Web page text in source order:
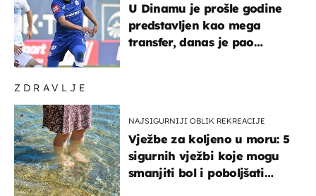
ZDRAVLJE
NAJSIGURNIJI OBLIK REKREACIJE
Vježbe za koljeno u moru: 5
sigurnih vježbi koje mogu
smanjiti bol i poboljšati
U Dinamu je prošle godine
predstavljen kao mega
transfer, danas je pao